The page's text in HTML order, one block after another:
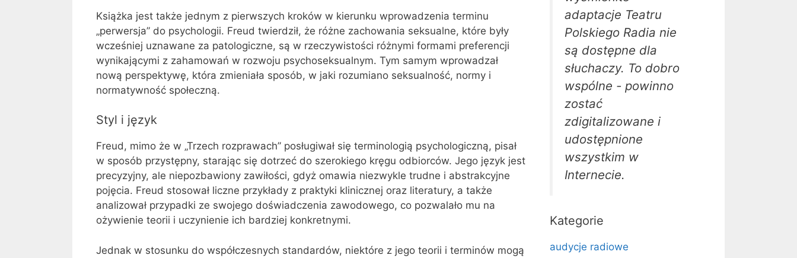
Książka jest także jednym z pierwszych kroków w kierunku wprowadzenia terminu
„perwersja” do psychologii. Freud twierdził, że różne zachowania seksualne, które były
wcześniej uznawane za patologiczne, są w rzeczywistości różnymi formami preferencji
wynikającymi z zahamowań w rozwoju psychoseksualnym. Tym samym wprowadzał
nową perspektywę, która zmieniała sposób, w jaki rozumiano seksualność, normy i
normatywność społeczną.
Styl i język
Freud, mimo że w „Trzech rozprawach” posługiwał się terminologią psychologiczną, pisał
w sposób przystępny, starając się dotrzeć do szerokiego kręgu odbiorców. Jego język jest
precyzyjny, ale niepozbawiony zawiłości, gdyż omawia niezwykle trudne i abstrakcyjne
pojęcia. Freud stosował liczne przykłady z praktyki klinicznej oraz literatury, a także
analizował przypadki ze swojego doświadczenia zawodowego, co pozwalało mu na
ożywienie teorii i uczynienie ich bardziej konkretnymi.
Jednak w stosunku do współczesnych standardów, niektóre z jego teorii i terminów mogą
adaptacje Teatru
Polskiego Radia nie
są dostępne dla
słuchaczy. To dobro
wspólne - powinno
zostać
zdigitalizowane i
udostępnione
wszystkim w
Internecie.
Kategorie
audycje radiowe